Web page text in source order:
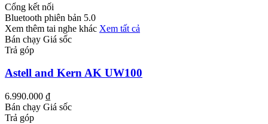
Cổng kết nối
Bluetooth phiên bản 5.0
Xem thêm tai nghe khác Xem tất cả
Bán chạy Giá sốc
Trả góp
Astell and Kern AK UW100
6.990.000 ₫
Bán chạy Giá sốc
Trả góp